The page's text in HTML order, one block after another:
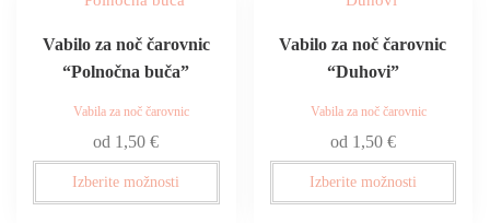
Vabilo za noč čarovnic
“Polnočna buča”
Vabila za noč čarovnic
od 1,50€
Izberite možnosti
Vabilo za noč čarovnic
“Duhovi”
Vabila za noč čarovnic
od 1,50 €
Izberite možnosti